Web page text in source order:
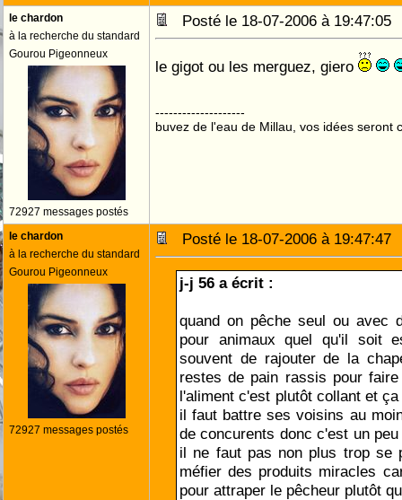
le chardon
à la recherche du standard
Gourou Pigeonneux
72927 messages postés
Posté le 18-07-2006 à
le gigot ou les merguez, giero
--------------------
buvez de l'eau de Millau, vos idées seront
le chardon
à la recherche du standard
Gourou Pigeonneux
72927 messages postés
Posté le 18-07-2006 à
j-j 56 a écrit :
quand on pêche seul ou avec
pour animaux quel qu'il soit
souvent de rajouter de la
restes de pain rassis pour
l'aliment c'est plutôt collant et
il faut battre ses voisins au
de concurents donc c'est un
il ne faut pas non plus trop se
méfier des produits miracles
pour attraper le pêcheur plutôt